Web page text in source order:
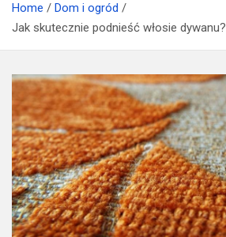
Home
Dom i ogród
Jak skutecznie podnieść włosie dywanu?